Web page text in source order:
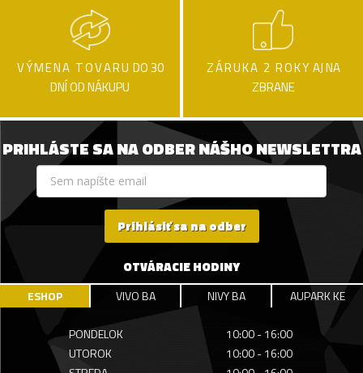
VÝMENA TOVARU DO 30
DNÍ OD NÁKUPU
ZÁRUKA 2 ROKY AJ NA
ZBRANE
PRIHLÁSTE SA NA ODBER NÁŠHO NEWSLETTRA
Prihlásiť sa na odber
OTVÁRACIE HODINY
ESHOP VIVO BA NIVY BA AUPARK KE
PONDELOK
10:00 - 16:00
UTOROK
10:00 - 16:00